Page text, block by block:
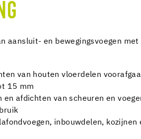
aansluit- en bewegingsvoegen
van houten vloerdelen
15 mm
en afdichten van scheuren en
inbouwdelen, kozijnen